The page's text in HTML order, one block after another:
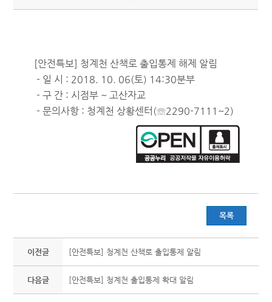
[안전특보] 청계천 산책로 출입통제 해제 알림
- 일 시 : 2018. 10. 06(토) 14:30분부
- 구 간 : 시점부 ~ 고산자교
- 문의사항 : 청계천 상황센터(☏2290-7111~2)
목록
이전글 [안전특보] 청계천 산책로 출입통제 알림
다음글 [안전특보] 청계천 출입통제 확대 알림